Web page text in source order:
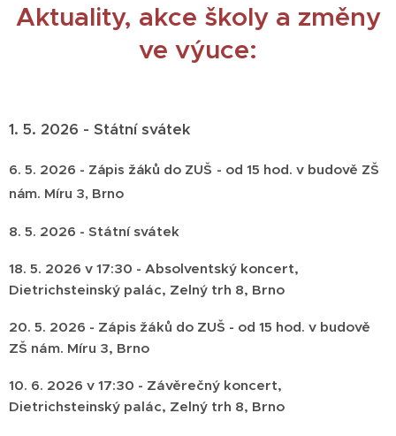
Aktuality, akce školy a změny
ve výuce:
1. 5. 2026 - Státní svátek
6. 5. 2026 - Zápis žáků do ZUŠ - od 15 hod. v budově ZŠ
nám. Míru 3, Brno
8. 5. 2026 - Státní svátek
18. 5. 2026 v 17:30 - Absolventský koncert,
Dietrichsteinský palác, Zelný trh 8, Brno
20. 5. 2026 - Zápis žáků do ZUŠ - od 15 hod. v budově
ZŠ nám. Míru 3, Brno
10. 6. 2026 v 17:30 - Závěrečný koncert,
Dietrichsteinský palác, Zelný trh 8, Brno